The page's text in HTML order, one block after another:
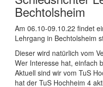
Bechtolsheim
Am 06.10-09.10.22 findet
Lehrgang in Bechtolsheim
Dieser wird natürlich vom
Wer Interesse hat, einfach
Aktuell sind wir vom TuS
hat der TuS Hochheim 4